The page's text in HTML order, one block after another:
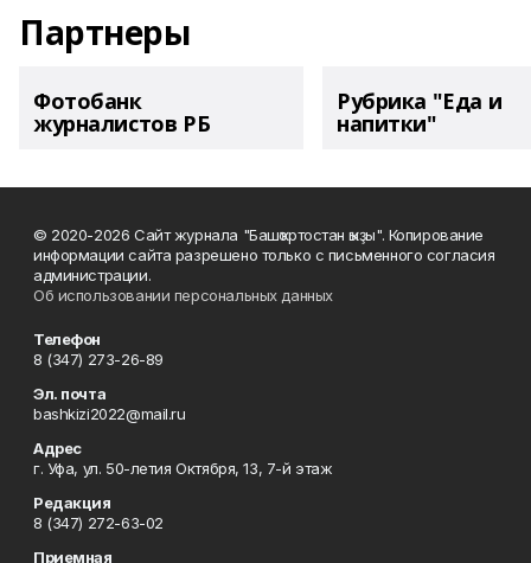
Партнеры
Фотобанк
журналистов РБ
Рубрика "Еда и
напитки"
© 2020-2026 Сайт журнала "Башҡортостан ҡыҙы". Копирование
информации сайта разрешено только с письменного согласия
администрации.
Об использовании персональных данных
Телефон
8 (347) 273-26-89
Эл. почта
bashkizi2022@mail.ru
Адрес
г. Уфа, ул. 50-летия Октября, 13, 7-й этаж
Редакция
8 (347) 272-63-02
Приемная